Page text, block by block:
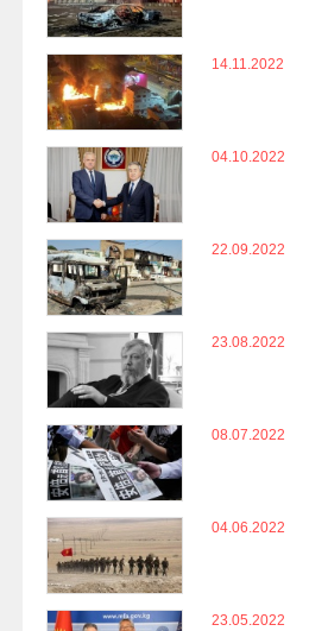
14.11.2022
04.10.2022
22.09.2022
23.08.2022
08.07.2022
04.06.2022
23.05.2022